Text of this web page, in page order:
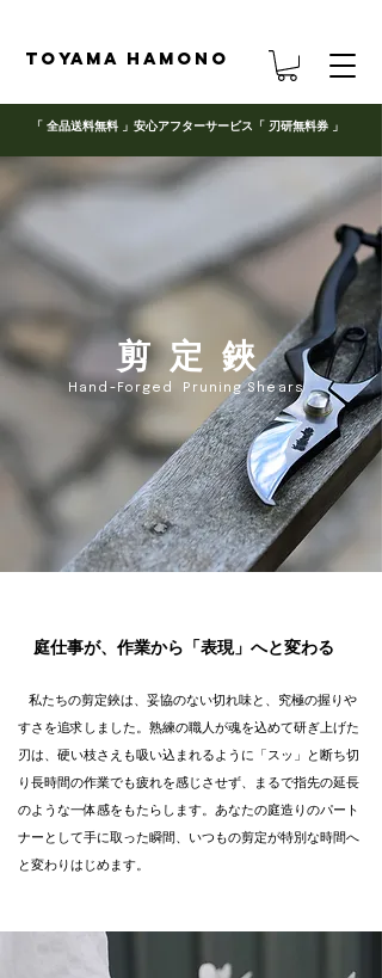
TOYAMA HAMONO
「 全品送料無料 」 安心アフターサービス「 刃研無料券 」
​剪 定 鋏
Hand-Forged Pruning Shears
庭仕事が、作業から「表現」へと変わる
私たちの剪定鋏は、妥協のない切れ味と、究極の握りや
すさを追求しました。熟練の職人が魂を込めて研ぎ上げた
刃は、硬い枝さえも吸い込まれるように「スッ」と断ち切
り長時間の作業でも疲れを感じさせず、まるで指先の延長
のような一体感をもたらします。あなたの庭造りのパート
ナーとして手に取った瞬間、いつもの剪定が特別な時間へ
と変わりはじめます。